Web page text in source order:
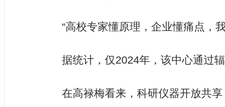
“高校专家懂原理，企业懂痛点，
据统计，仅2024年，该中心通过
在高禄梅看来，科研仪器开放共